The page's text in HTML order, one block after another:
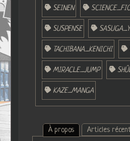
SEINEN
SUSPENSE
TACHIBANA_KENICHI
MIRACLE_JUMP
KAZE_MANGA
À propos
Articles